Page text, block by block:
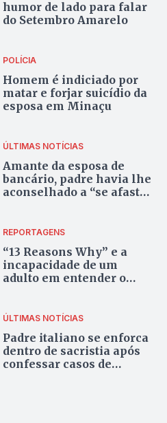
humor de lado para falar
do Setembro Amarelo
POLÍCIA
Homem é indiciado por
matar e forjar suicídio da
esposa em Minaçu
ÚLTIMAS NOTÍCIAS
Amante da esposa de
bancário, padre havia lhe
aconselhado a “se afastar
REPORTAGENS
“13 Reasons Why” e a
incapacidade de um
adulto em entender o
ÚLTIMAS NOTÍCIAS
Padre italiano se enforca
dentro de sacristia após
confessar casos de